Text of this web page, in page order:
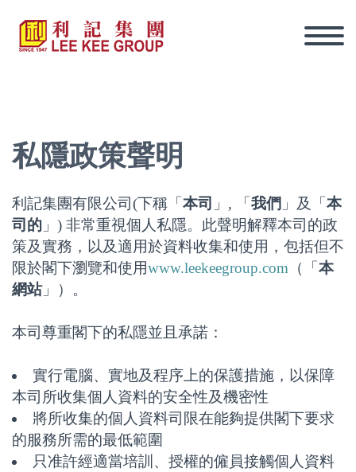
繁體
私隱政策聲明
利記集團有限公司(下稱「 本司 」, 「 我們 」及「 本
司的 」) 非常重視個人私隱。此聲明解釋本司的政
策及實務，以及適用於資料收集和使用，包括但不
限於閣下瀏覽和使用www.leekeegroup.com （「 本
網站」）。
本司尊重閣下的私隱並且承諾：
實行電腦、實地及程序上的保護措施，以保障
本司所收集個人資料的安全性及機密性
將所收集的個人資料司限在能夠提供閣下要求
的服務所需的最低範圍
只准許經適當培訓、授權的僱員接觸個人資料